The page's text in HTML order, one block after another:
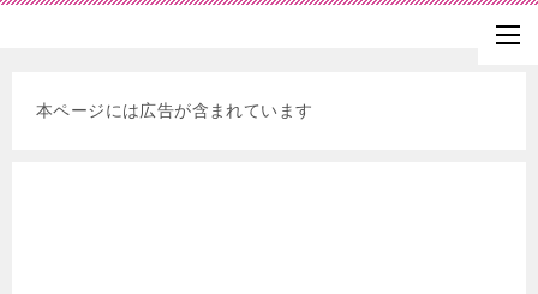
本ページには広告が含まれています